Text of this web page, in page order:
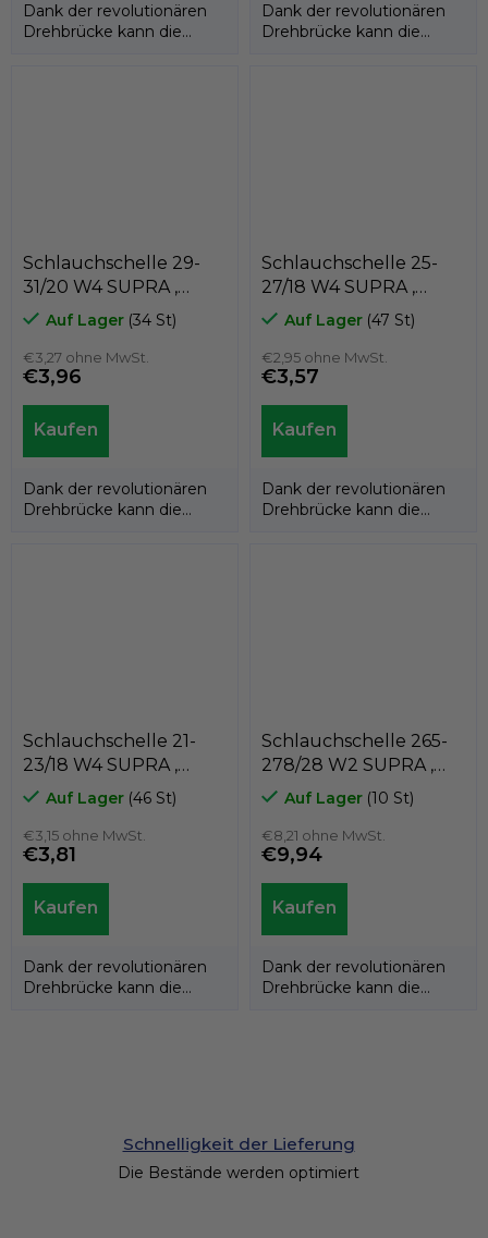
Dank der revolutionären
Drehbrücke kann die
Dank der revolutionären
Drehbrücke kann die
Schlauchschelle 29-
31/20 W4 SUPRA ,
MIKALOR 03013075
Auf Lager (34 St)
€3,27 ohne MwSt.
€3,96
Dank der revolutionären
Drehbrücke kann die
Schlauchschelle 25-
27/18 W4 SUPRA ,
MIKALOR 03013059
Auf Lager (47 St)
€2,95 ohne MwSt.
€3,57
Dank der revolutionären
Drehbrücke kann die
Schlauchschelle 21-
23/18 W4 SUPRA ,
MIKALOR 03013032
Auf Lager (46 St)
€3,15 ohne MwSt.
€3,81
Dank der revolutionären
Drehbrücke kann die
Schlauchschelle 265-
278/28 W2 SUPRA ,
MIKALOR 03019477
Auf Lager (10 St)
€8,21 ohne MwSt.
€9,94
Dank der revolutionären
Drehbrücke kann die
Schnelligkeit der Lieferung
Die Bestände werden optimiert